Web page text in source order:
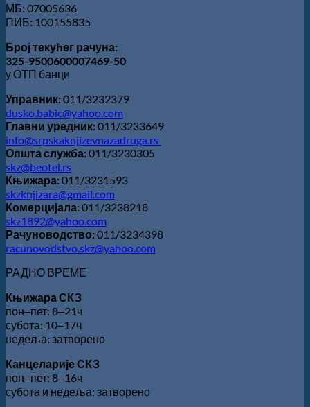
МБ: 07005636
ПИБ: 100155835
Број текућег рачуна:
325-9500600007469-50
у ОТП банци
Управник:011/3232379
dusko.babic@yahoo.com
Главни уредник:011/3233649
info@srpskaknjizevnazadruga.rs
Општа служба:011/3230305
skz@beotel.rs
Књижара:011/3231593
skzknjizara@gmail.com
Комерцијала:011/3238218
skz1892@yahoo.com
Рачуноводство:011/3234398
racunovodstvo.skz@yahoo.com
РАДНО ВРЕМЕ
Књижара СКЗ
пон‒пет: 8‒21ч
субота: 10‒17ч
недеља: затворено
Канцеларије СКЗ
пон‒пет: 8‒16ч
субота и недеља: затворено